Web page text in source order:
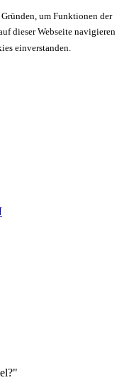
um Funktionen der
dieser Webseite navigieren
einverstanden.